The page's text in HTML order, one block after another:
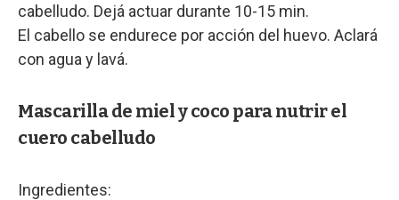
cabelludo. Dejá actuar durante 10-15 min.
El cabello se endurece por acción del huevo. Aclará
con agua y lavá.
Mascarilla de miel y coco para nutrir el
cuero cabelludo
Ingredientes: